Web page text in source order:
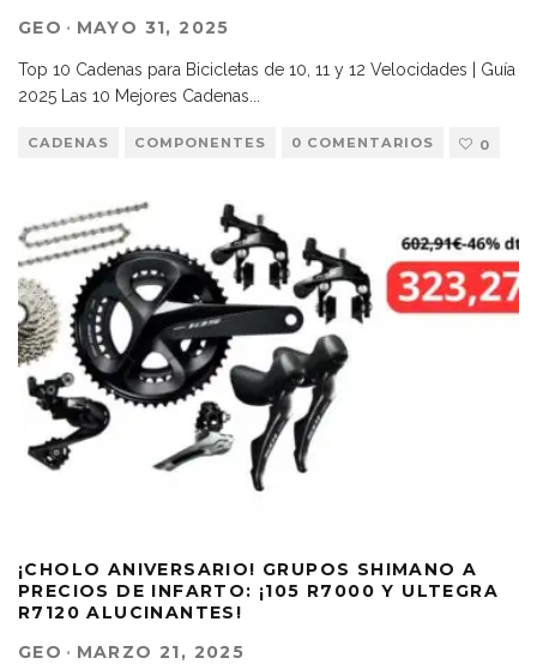
GEO · MAYO 31, 2025
Top 10 Cadenas para Bicicletas de 10, 11 y 12 Velocidades | Guía
2025 Las 10 Mejores Cadenas
CADENAS COMPONENTES 0 COMENTARIOS 0
¡CHOLO ANIVERSARIO! GRUPOS SHIMANO A
PRECIOS DE INFARTO: ¡105 R7000 Y ULTEGRA
R7120 ALUCINANTES!
GEO · MARZO 21, 2025